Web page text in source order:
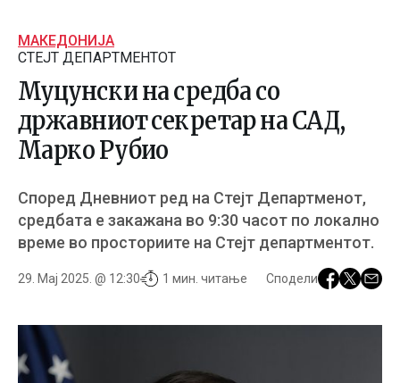
МАКЕДОНИЈА
СТЕЈТ ДЕПАРТМЕНТОТ
Муцунски на средба со
државниот секретaр на САД,
Маркo Рубио
Според Дневниот ред на Стејт Департменот,
средбата е закажана во 9:30 часот по локално
време во просториите на Стејт департментот.
29. Мај 2025. @ 12:30 1 мин. читање Сподели